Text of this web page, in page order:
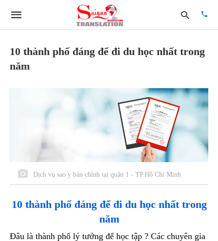
and
10 thành phố đáng để đi du học nhất trong
năm
Dịch vụ sao y bản chính tại quận 1 - TP.Hồ Chí Minh
10 thành phố đáng để đi du học nhất trong
năm
Đâu là thành phố lý tưởng để học tập ? Các chuyên gia